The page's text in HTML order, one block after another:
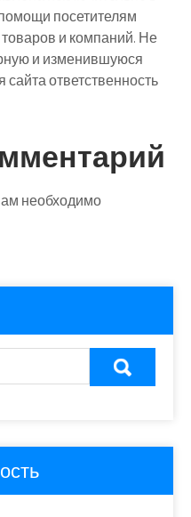
посетителям
и компаний. Не
и изменившуюся
ответственность
необходимо